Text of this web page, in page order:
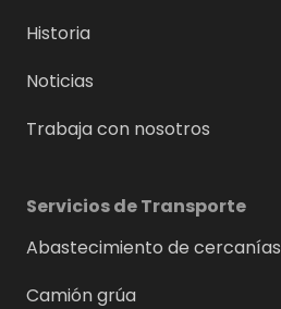
Historia
Noticias
Trabaja con nosotros
Servicios de Transporte
Abastecimiento de cercanías
Camión grúa